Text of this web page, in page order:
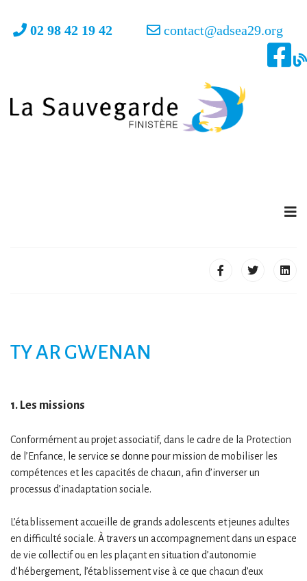
02 98 42 19 42 contact@adsea29.org
TY AR GWENAN
1. Les missions
Conformément au projet associatif, dans le cadre de la Protection
de l’Enfance, le service se donne pour mission de mobiliser les
compétences et les capacités de chacun, afin d’inverser un
processus d’inadaptation sociale.
L’établissement accueille de grands adolescents et jeunes adultes
en difficulté sociale. À travers un accompagnement dans un espace
de vie collectif ou en les plaçant en situation d’autonomie
d’hébergement, l’établissement vise à ce que chacun d’eux